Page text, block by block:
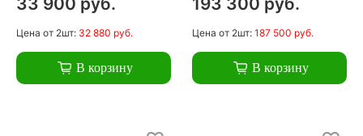
Цена от 2шт: 32 880 руб.
В корзину
Цена от 2шт: 187 500 руб.
В корзину